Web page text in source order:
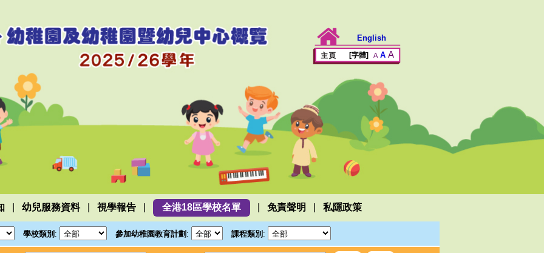
English
[字體] A A A
幼兒服務資料 視學報告 全港18區學校名單 免責聲明 私隱政策
學校類別 : 參加幼稚園教育計劃 : 課程類別 :